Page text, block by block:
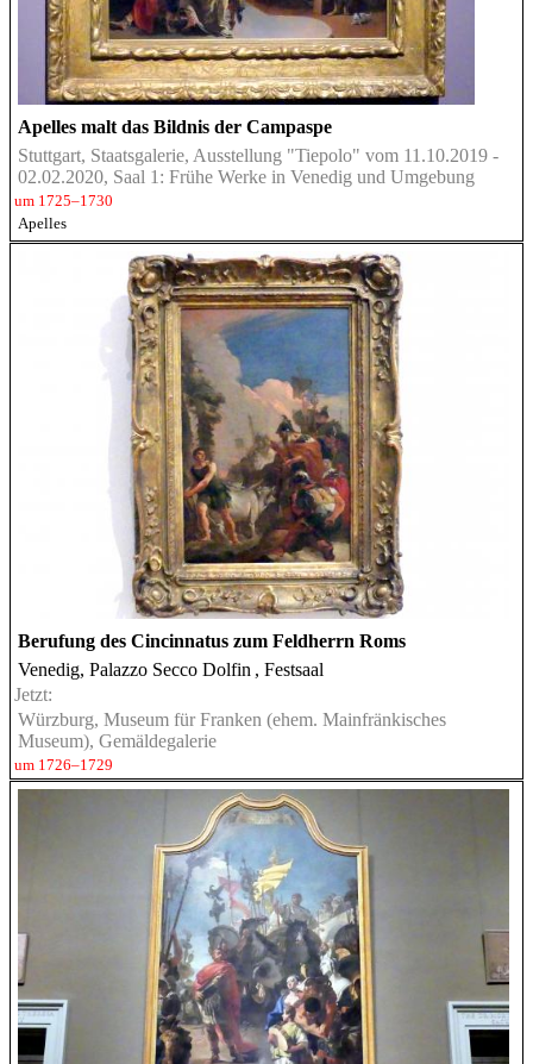
Apelles malt das Bildnis der Campaspe
Stuttgart, Staatsgalerie, Ausstellung "Tiepolo" vom 11.10.2019 -
02.02.2020, Saal 1: Frühe Werke in Venedig und Umgebung
um 1725–1730
Apelles
Berufung des Cincinnatus zum Feldherrn Roms
Venedig, Palazzo Secco Dolfin , Festsaal
Jetzt:
Würzburg, Museum für Franken (ehem. Mainfränkisches
Museum), Gemäldegalerie
um 1726–1729